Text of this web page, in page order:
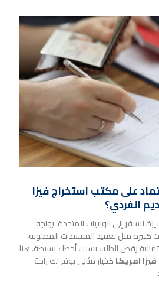
على مكتب استخراج فيزا
الفردي؟
للسفر إلى الولايات المتحدة، يواجه
كبيرة مثل تعقيد المستندات المطلوبة،
رفض الطلب بسبب أخطاء بسيطة. هنا
امريكاكخيار مثالي يوفر لك راحة